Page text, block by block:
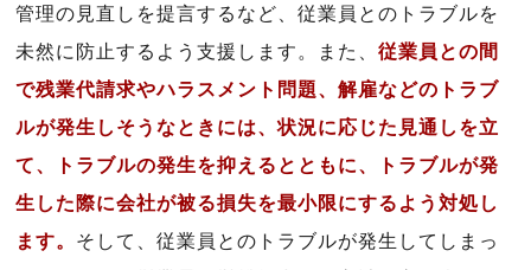
管理の見直しを提言するなど、従業員とのトラブルを
未然に防止するよう支援します。また、 従業員との間
で残業代請求やハラスメント問題、解雇などのトラブ
ルが発生しそうなときには、状況に応じた見通しを立
て、トラブルの発生を抑えるとともに、トラブルが発
生した際に会社が被る損失を最小限にするよう対処し
ます。 そして、従業員とのトラブルが発生してしまっ